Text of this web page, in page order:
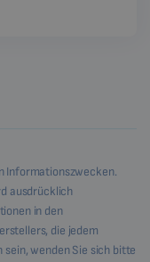
Informationszwecken.
ausdrücklich
in den
die jedem
wenden Sie sich bitte